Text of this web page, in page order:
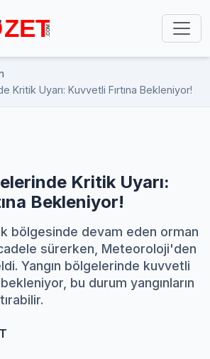
Kritik Uyarı: Kuvvetli Fırtına Bekleniyor!
Kritik Uyarı:
Bekleniyor!
bölgesinde devam eden orman
sürerken, Meteoroloji'den
Yangın bölgelerinde kuvvetli
bu durum yangınların